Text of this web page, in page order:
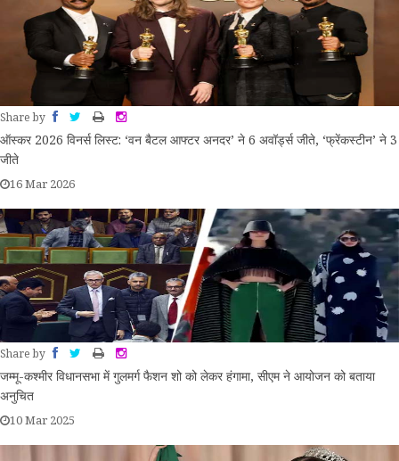
स्ट्रेट ऑफ़ होर्मुज गतिरोध: समझौते के लिए दोनों पक्षों को करनी होगी
रियायतें
एथियोपियन एयरलाइंस के पूर्व प्रमुख टेड्रोस गेब्रेमरियन बने एयर इंडिया के
नए सीईओ
शेख हसीना की चुप्पी टूटी: विरोधियों पर बंगबंधु की विरासत मिटाने की
याचिका खारिज
देवघर श्रावणी मेला 2026: कांवरियों की सुरक्षा और सुविधा के लिए प्रशासन
के नए और कड़े निर्देश जारी
Share by
ऑस्कर 2026 विनर्स लिस्ट: ‘वन बैटल आफ्टर अनदर’ ने 6 अवॉर्ड्स जीते, ‘फ्रेंकस्टीन’ ने 3
जीते
16 Mar 2026
Share by
जम्मू-कश्मीर विधानसभा में गुलमर्ग फैशन शो को लेकर हंगामा, सीएम ने आयोजन को बताया
अनुचित
10 Mar 2025